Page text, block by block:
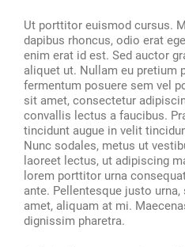
Ut porttitor euismod cursus.
dapibus rhoncus, odio erat
enim erat id est. Sed auctor
aliquet ut. Nullam eu pretium
fermentum posuere sem vel
sit amet, consectetur
convallis lectus a faucibus.
tincidunt augue in velit
Nunc sodales, metus ut
laoreet lectus, ut adipiscing
lorem porttitor urna
ante. Pellentesque justo
amet, aliquam at mi.
dignissim pharetra.